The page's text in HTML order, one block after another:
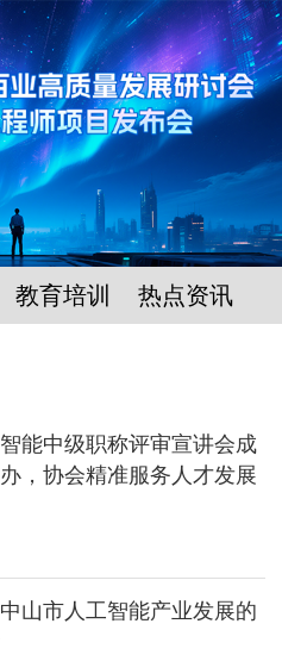
教育培训 热点资讯
能中级职称评审宣讲会成
，协会精准服务人才发展
山市人工智能产业发展的